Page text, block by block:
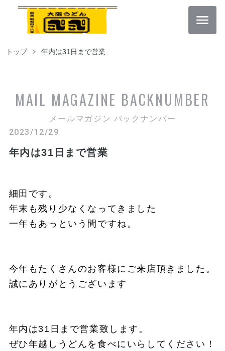
トップ 年内は31日まで営業
MAIL MAGAZINE BACKNUMBER
メールマガジン バックナンバー
2023/12/29
年内は31日まで営業
細田です。
年末も残り少なくなってきました
一年もあっという間ですね。
今年もたくさんのお客様にご来店頂きました。
誠にありがとうございます
年内は31日まで営業致します。
ぜひ年越しうどんを食べにいらしてください！